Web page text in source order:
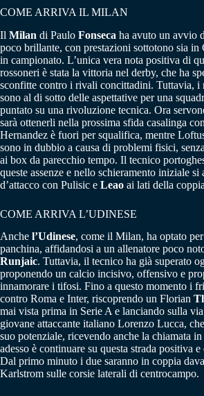
COME ARRIVA IL MILAN
Il Milan di Paulo Fonseca ha avuto un avvio
poco brillante, con prestazioni sottotono sia in
in campionato. L’unica vera nota positiva di
rossoneri è stata la vittoria nel derby, che ha
sconfitte contro i rivali concittadini. Tuttavia, i
sono al di sotto delle aspettative per una
puntato su una rivoluzione tecnica. Ora
sarà ottenerli nella prossima sfida casalinga
Hernandez è fuori per squalifica, mentre
sono in dubbio a causa di problemi fisici,
ai box da parecchio tempo. Il tecnico
queste assenze e nello schieramento iniziale
d’attacco con Pulisic e Leao ai lati della
COME ARRIVA L’UDINESE
Anche l’Udinese, come il Milan, ha optato
panchina, affidandosi a un allenatore poco
Runjaic. Tuttavia, il tecnico ha già superato
proponendo un calcio incisivo, offensivo e
innamorare i tifosi. Fino a questo momento i
contro Roma e Inter, riscoprendo un Florian
mai vista prima in Serie A e lanciando sulla
giovane attaccante italiano Lorenzo Lucca,
suo potenziale, ricevendo anche la chiamata
adesso è continuare su questa strada positiva
Dal primo minuto i due saranno in coppia
Karlstrom sulle corsie laterali di centrocampo.